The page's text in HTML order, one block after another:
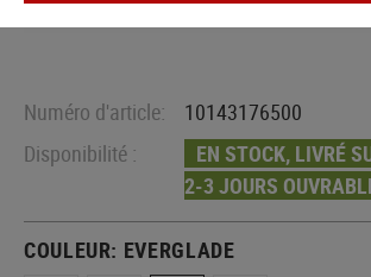
Numéro d'article:
10143176500
Disponibilité :
EN STOCK, LIVRÉ
2-3 JOURS
COULEUR: EVERGLADE